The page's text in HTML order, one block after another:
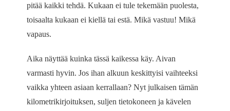
pitää kaikki tehdä. Kukaan ei tule tekemään puolesta,
toisaalta kukaan ei kiellä tai estä. Mikä vastuu! Mikä
vapaus.
Aika näyttää kuinka tässä kaikessa käy. Aivan
varmasti hyvin. Jos ihan alkuun keskittyisi vaihteeksi
vaikka yhteen asiaan kerrallaan? Nyt julkaisen tämän
kilometrikirjoituksen, suljen tietokoneen ja kävelen